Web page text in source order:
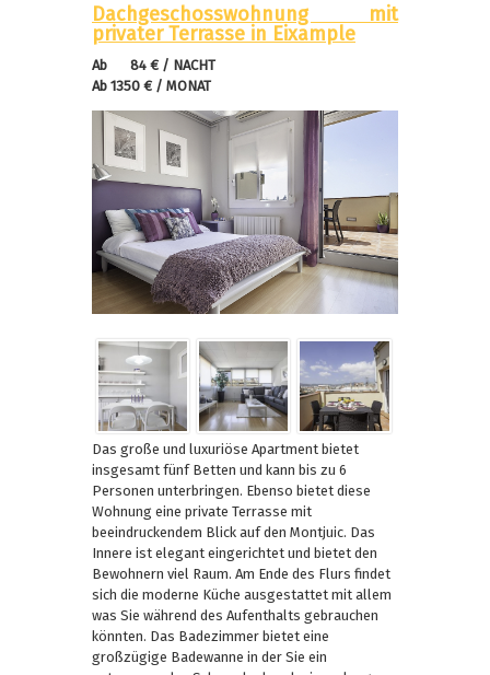
Dachgeschosswohnung mit
privater Terrasse in Eixample
Ab 84 € / NACHT
Ab 1350 € / MONAT
Das große und luxuriöse Apartment bietet
insgesamt fünf Betten und kann bis zu 6
Personen unterbringen. Ebenso bietet diese
Wohnung eine private Terrasse mit
beeindruckendem Blick auf den Montjuic. Das
Innere ist elegant eingerichtet und bietet den
Bewohnern viel Raum. Am Ende des Flurs findet
sich die moderne Küche ausgestattet mit allem
was Sie während des Aufenthalts gebrauchen
könnten. Das Badezimmer bietet eine
großzügige Badewanne in der Sie ein